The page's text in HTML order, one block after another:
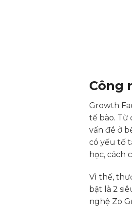
Công
Growth
tế bào. Từ
vấn đề ở
có yếu tố
học, cách
Vì thế,
bật là 2
nghệ Zo